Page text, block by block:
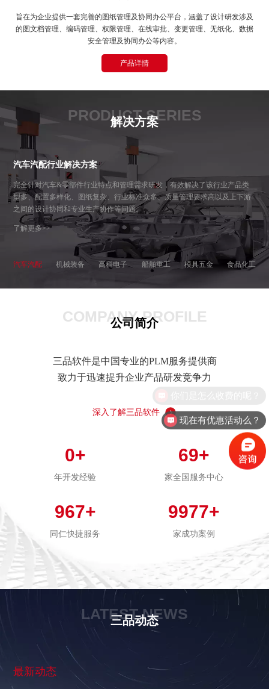
旨在为企业提供一套完善的图纸管理及协同办公平台，涵盖了设计研发涉及
的图文档管理、编码管理、权限管理、在线审批、变更管理、无纸化、数据
安全管理及协同办公等内容。
产品详情
PRODUCT SERIES
解决方案
汽车汽配行业解决方案
完全针对汽车&零部件行业特点和管理需求研发，有效解决了该行业产品类
型多、配置多样化、图纸复杂、行业标准众多、质量管理要求高以及上下游
之间的设计协同和专业生产协作等问题。
了解更多>>
汽车汽配 机械装备 高科电子 船舶重工 模具五金 食品化工
COMPANY PROFILE
公司简介
三品软件是中国专业的PLM服务提供商
致力于迅速提升企业产品研发竞争力
深入了解三品软件
0+
年开发经验
69+
家全国服务中心
967+
同仁快捷服务
9977+
家成功案例
LATEST NEWS
三品动态
最新动态
现在有优惠活动么？